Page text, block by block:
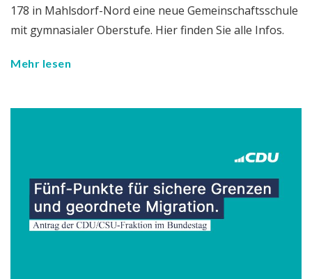
178 in Mahlsdorf-Nord eine neue Gemeinschaftsschule
mit gymnasialer Oberstufe. Hier finden Sie alle Infos.
Mehr lesen